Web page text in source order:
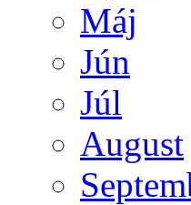
Máj
Jún
Júl
August